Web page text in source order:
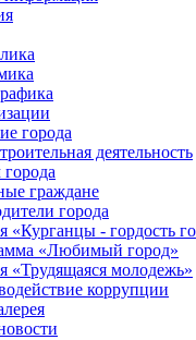
города
деятельность
города
граждане
города
«Курганцы - гордость
«Любимый город»
«Трудящаяся молодежь»
коррупции